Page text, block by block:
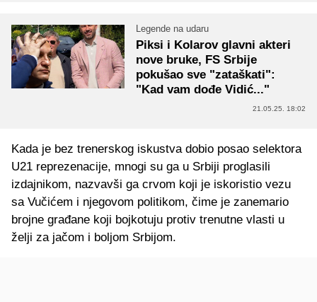
Legende na udaru
Piksi i Kolarov glavni akteri
nove bruke, FS Srbije
pokušao sve "zataškati":
"Kad vam dođe Vidić..."
21.05.25. 18:02
Kada je bez trenerskog iskustva dobio posao selektora
U21 reprezenacije, mnogi su ga u Srbiji proglasili
izdajnikom, nazvavši ga crvom koji je iskoristio vezu
sa Vučićem i njegovom politikom, čime je zanemario
brojne građane koji bojkotuju protiv trenutne vlasti u
želji za jačom i boljom Srbijom.